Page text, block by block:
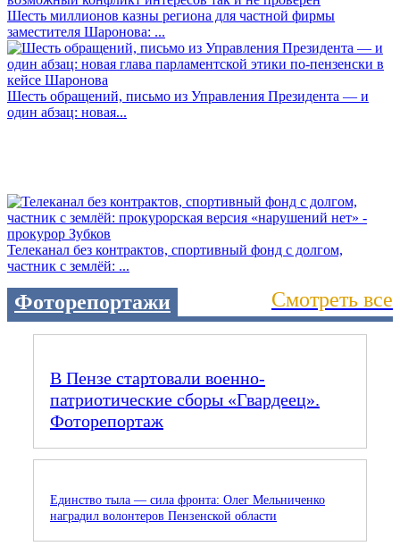
Шесть миллионов казны региона для частной фирмы
заместителя Шаронова: ...
Шесть обращений, письмо из Управления Президента — и
один абзац: новая...
Телеканал без контрактов, спортивный фонд с долгом,
частник с землёй: ...
Фоторепортажи Смотреть все
В Пензе стартовали военно-
патриотические сборы «Гвардеец».
Фоторепортаж
Единство тыла — сила фронта: Олег Мельниченко
наградил волонтеров Пензенской области